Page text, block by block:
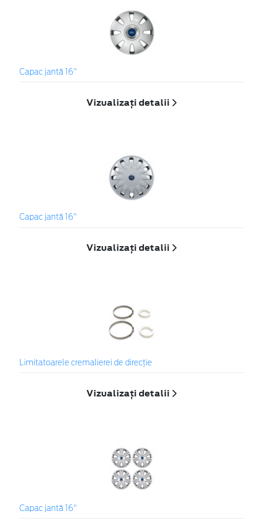
Capac jantă 16"
Vizualizați detalii
Capac jantă 16"
Vizualizați detalii
Limitatoarele cremalierei de direcţie
Vizualizați detalii
Capac jantă 16"